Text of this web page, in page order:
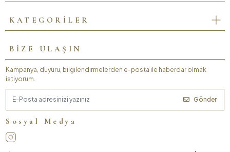
KATEGORİLER
BİZE ULAŞIN
Kampanya, duyuru, bilgilendirmelerden e-posta ile haberdar olmak
istiyorum.
Gönder
Sosyal Medya